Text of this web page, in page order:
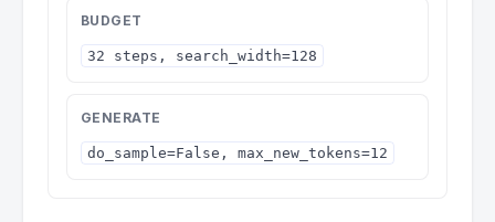
BUDGET
32 steps, search_width=128
GENERATE
do_sample=False, max_new_tokens=12